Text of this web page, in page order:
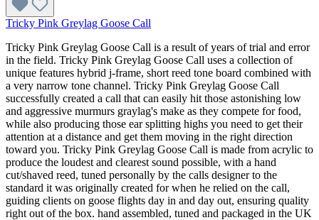
Tricky Pink Greylag Goose Call
Tricky Pink Greylag Goose Call is a result of years of trial and error
in the field. Tricky Pink Greylag Goose Call uses a collection of
unique features hybrid j-frame, short reed tone board combined with
a very narrow tone channel. Tricky Pink Greylag Goose Call
successfully created a call that can easily hit those astonishing low
and aggressive murmurs graylag's make as they compete for food,
while also producing those ear splitting highs you need to get their
attention at a distance and get them moving in the right direction
toward you. Tricky Pink Greylag Goose Call is made from acrylic to
produce the loudest and clearest sound possible, with a hand
cut/shaved reed, tuned personally by the calls designer to the
standard it was originally created for when he relied on the call,
guiding clients on goose flights day in and day out, ensuring quality
right out of the box. hand assembled, tuned and packaged in the UK